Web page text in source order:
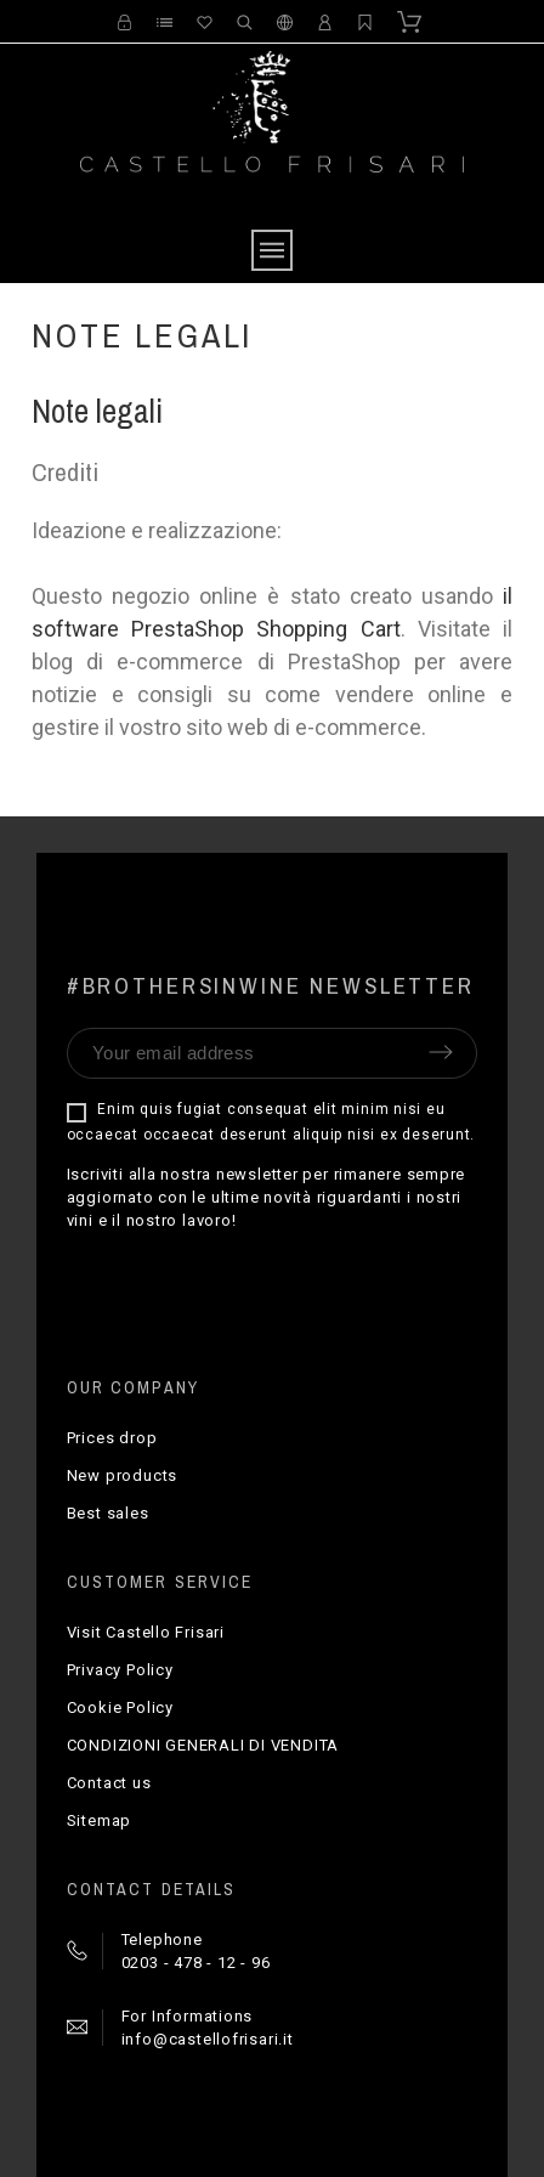
NOTE LEGALI
Note legali
Crediti
Ideazione e realizzazione:
Questo negozio online è stato creato usando il
software PrestaShop Shopping Cart. Visitate il
blog di e-commerce di PrestaShop per avere
notizie e consigli su come vendere online e
gestire il vostro sito web di e-commerce.
#BROTHERSINWINE NEWSLETTER
Enim quis fugiat consequat elit minim nisi eu
occaecat occaecat deserunt aliquip nisi ex deserunt.
Iscriviti alla nostra newsletter per rimanere sempre
aggiornato con le ultime novità riguardanti i nostri
vini e il nostro lavoro!
OUR COMPANY
Prices drop
New products
Best sales
CUSTOMER SERVICE
Visit Castello Frisari
Privacy Policy
Cookie Policy
CONDIZIONI GENERALI DI VENDITA
Contact us
Sitemap
CONTACT DETAILS
Telephone
0203 - 478 - 12 - 96
For Informations
info@castellofrisari.it